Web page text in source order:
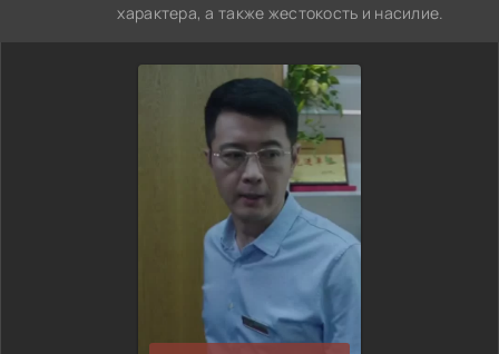
характера, а также жестокость и насилие.